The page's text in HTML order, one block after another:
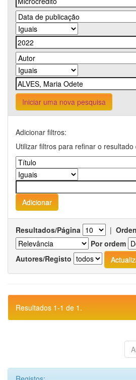
Iniciar uma nova pesquisa
Adicionar filtros:
Utilizar filtros para refinar o resultado
Resultados/Página |
Por ordem
Autores/Registo
Resultados 1-1 de 1.